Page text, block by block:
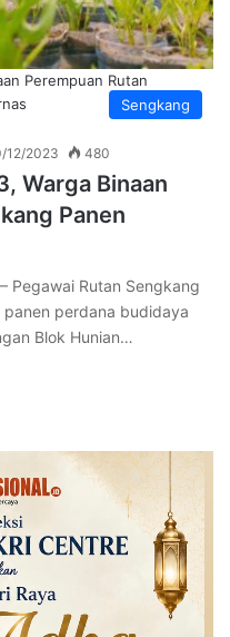
Sengkang
Perempuan Rutan
12/2023 480
Warga Binaan
Panen
Pegawai Rutan Sengkang
panen perdana budidaya
Blok Hunian…